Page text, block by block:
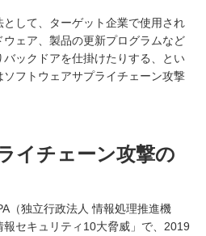
して、ターゲット企業で使用され
ェア、製品の更新プログラムなど
ックドアを仕掛けたりする、とい
フトウェアサプライチェーン攻撃
イチェーン攻撃の
（独立行政法人 情報処理推進機
セキュリティ10大脅威」で、2019